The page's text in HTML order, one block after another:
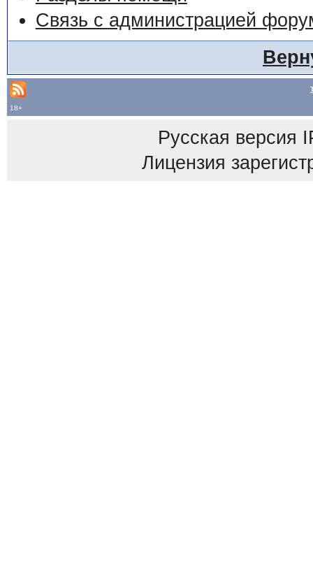
Связь с администрацией
18+
Русская версия
Лицензия